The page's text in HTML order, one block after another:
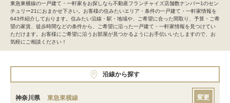
東急東横線の一戸建て・一軒家をお探しなら不動産フランチャイズ店舗数ナンバー1のセン
チュリー21におまかせ下さい。お客様の住みたいエリア・条件の一戸建て・一軒家情報を
643件紹介しております。住みたい沿線・駅・地域や、ご希望に合った間取り、予算・ご希
望の家賃、徒歩時間などの条件から、ご希望に沿った一戸建て・一軒家情報を見つけてい
ただけます。お客様にご希望に沿うお部屋が見つかるようにお手伝いいたしますので、お
気軽にご相談ください！
沿線から探す
神奈川県 東急東横線 変更